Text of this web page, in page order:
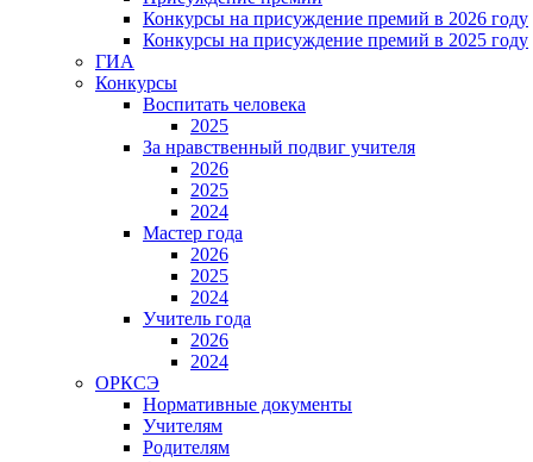
Конкурсы на присуждение премий в 2026 году
Конкурсы на присуждение премий в 2025 году
ГИА
Конкурсы
Воспитать человека
2025
За нравственный подвиг учителя
2026
2025
2024
Мастер года
2026
2025
2024
Учитель года
2026
2024
ОРКСЭ
Нормативные документы
Учителям
Родителям